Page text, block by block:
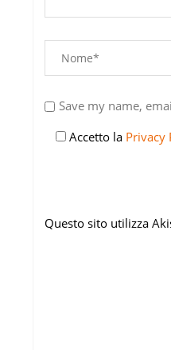
Save my name,
Accetto la Privacy
Questo sito utilizza